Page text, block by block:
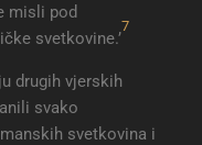
misli pod
svetkovine.’
7
drugih vjerskih
svako
svetkovina i